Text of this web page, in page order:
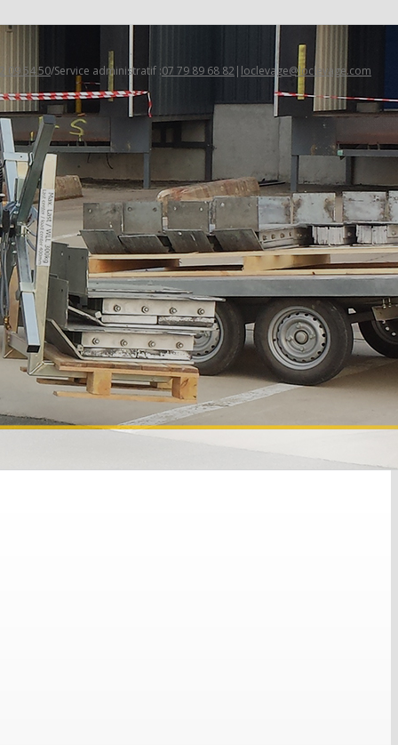
09 54 50/Service administratif :07 79 89 68 82 | loclevage@loclevage.com